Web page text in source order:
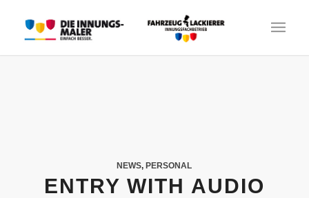
NEWS,PERSONAL
ENTRY WITH AUDIO